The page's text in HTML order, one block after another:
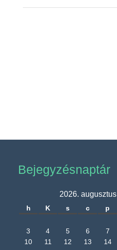
Bejegyzésnaptár
2026. augusztus
h K s c p
3
4 5 6 7
10
11 12 13 14